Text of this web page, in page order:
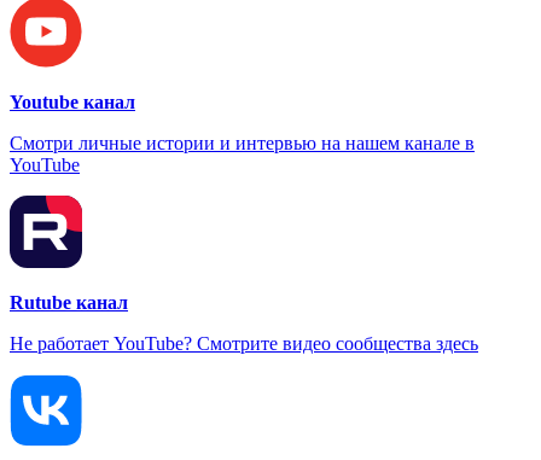
Youtube канал
Смотри личные истории и интервью на нашем канале в
YouTube
Rutube канал
Не работает YouTube? Смотрите видео сообщества здесь